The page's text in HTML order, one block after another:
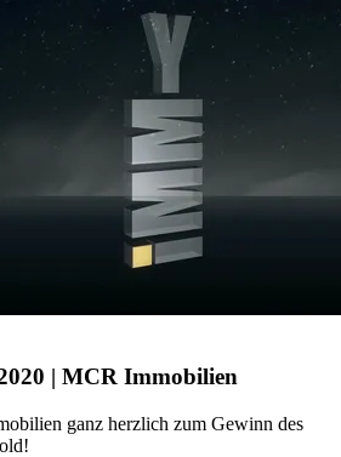
| MCR Immobilien
ganz herzlich zum Gewinn des